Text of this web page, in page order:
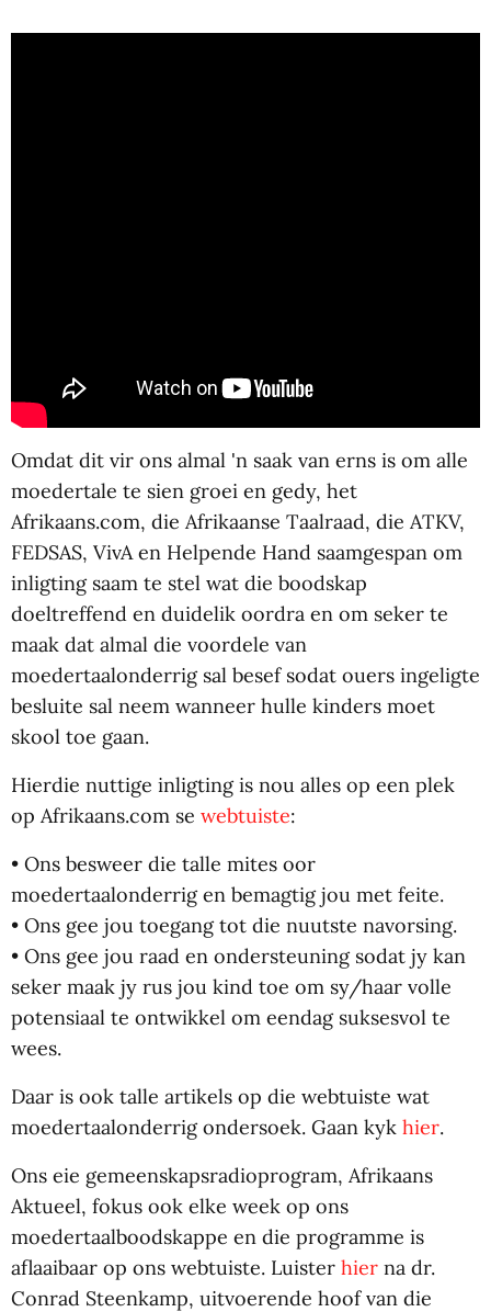
Omdat dit vir ons almal 'n saak van erns is om alle
moedertale te sien groei en gedy, het
Afrikaans.com, die Afrikaanse Taalraad, die ATKV,
FEDSAS, VivA en Helpende Hand saamgespan om
inligting saam te stel wat die boodskap
doeltreffend en duidelik oordra en om seker te
maak dat almal die voordele van
moedertaalonderrig sal besef sodat ouers ingeligte
besluite sal neem wanneer hulle kinders moet
skool toe gaan.
Hierdie nuttige inligting is nou alles op een plek
op Afrikaans.com se webtuiste:
• Ons besweer die talle mites oor
moedertaalonderrig en bemagtig jou met feite.
• Ons gee jou toegang tot die nuutste navorsing.
• Ons gee jou raad en ondersteuning sodat jy kan
seker maak jy rus jou kind toe om sy/haar volle
potensiaal te ontwikkel om eendag suksesvol te
wees.
Daar is ook talle artikels op die webtuiste wat
moedertaalonderrig ondersoek. Gaan kyk hier.
Ons eie gemeenskapsradioprogram, Afrikaans
Aktueel, fokus ook elke week op ons
moedertaalboodskappe en die programme is
aflaaibaar op ons webtuiste. Luister hier na dr.
Conrad Steenkamp, uitvoerende hoof van die